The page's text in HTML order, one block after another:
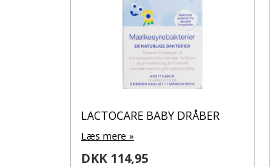
LACTOCARE BABY DRÅBER
Læs mere »
DKK 114,95